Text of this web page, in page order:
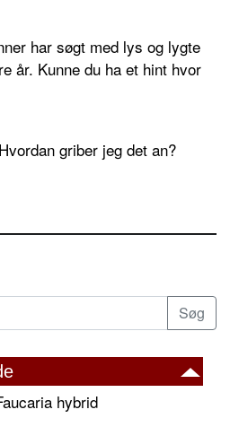
har søgt med lys og lygte
år. Kunne du ha et hint hvor
griber jeg det an?
hybrid